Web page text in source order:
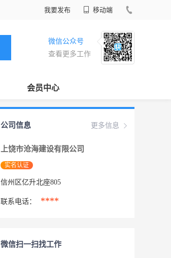
我要发布 移动端
微信公众号
查看更多工作
会员中心
更多信息
公司信息
上饶市沧海建设有限公司
实名认证
信州区亿升北座805
联系电话： ****
微信扫一扫找工作